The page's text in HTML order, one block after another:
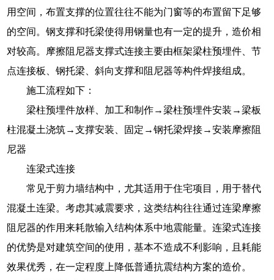
用空间，布置支撑的位置往往不能为门窗等的布置留下足够
的空间。钢支撑和托梁使得用钢量也有一定的提升，造价相
对较高。摩擦阻尼器支撑式连接主要由框架梁柱预埋件、节
点连接板、钢托梁、斜向支撑和阻尼器等构件焊接组成。
施工流程如下：
梁柱预埋件放样、加工和制作→梁柱预埋件安装→梁板
柱混凝土浇筑→支撑安装、固定→钢托梁焊接→安装摩擦阻
尼器
连梁式连接
常见于剪力墙结构中，尤其适用于住宅项目，用于替代
混凝土连梁。考虑其减震要求，这类结构往往通过连梁摩擦
阻尼器的作用来耗散输入结构体系中地震能量。连梁式连接
的优势是对建筑空间的使用，基本不造成不利影响，且耗能
效果优秀，在一定程度上降低普通抗震结构方案的造价。